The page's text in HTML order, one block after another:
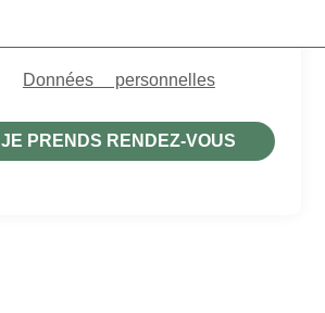
Données personnelles
JE PRENDS RENDEZ-VOUS